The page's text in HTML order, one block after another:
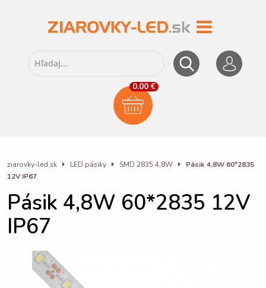
0.00 €
ziarovky-led.sk LED pásiky SMD 2835 4,8W
Pásik 4,8W 60*2835
12V IP67
Pásik 4,8W 60*2835 12V
IP67